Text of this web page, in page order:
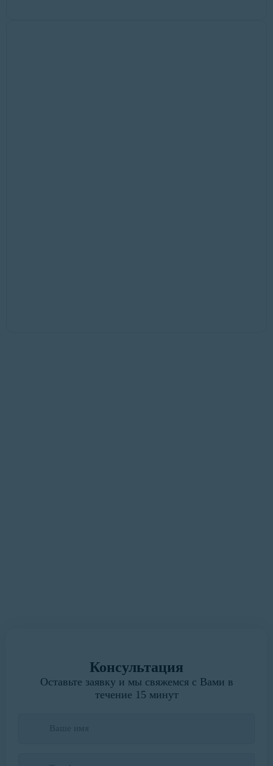
Консультация
Оставьте заявку и мы свяжемся с Вами в
течение 15 минут